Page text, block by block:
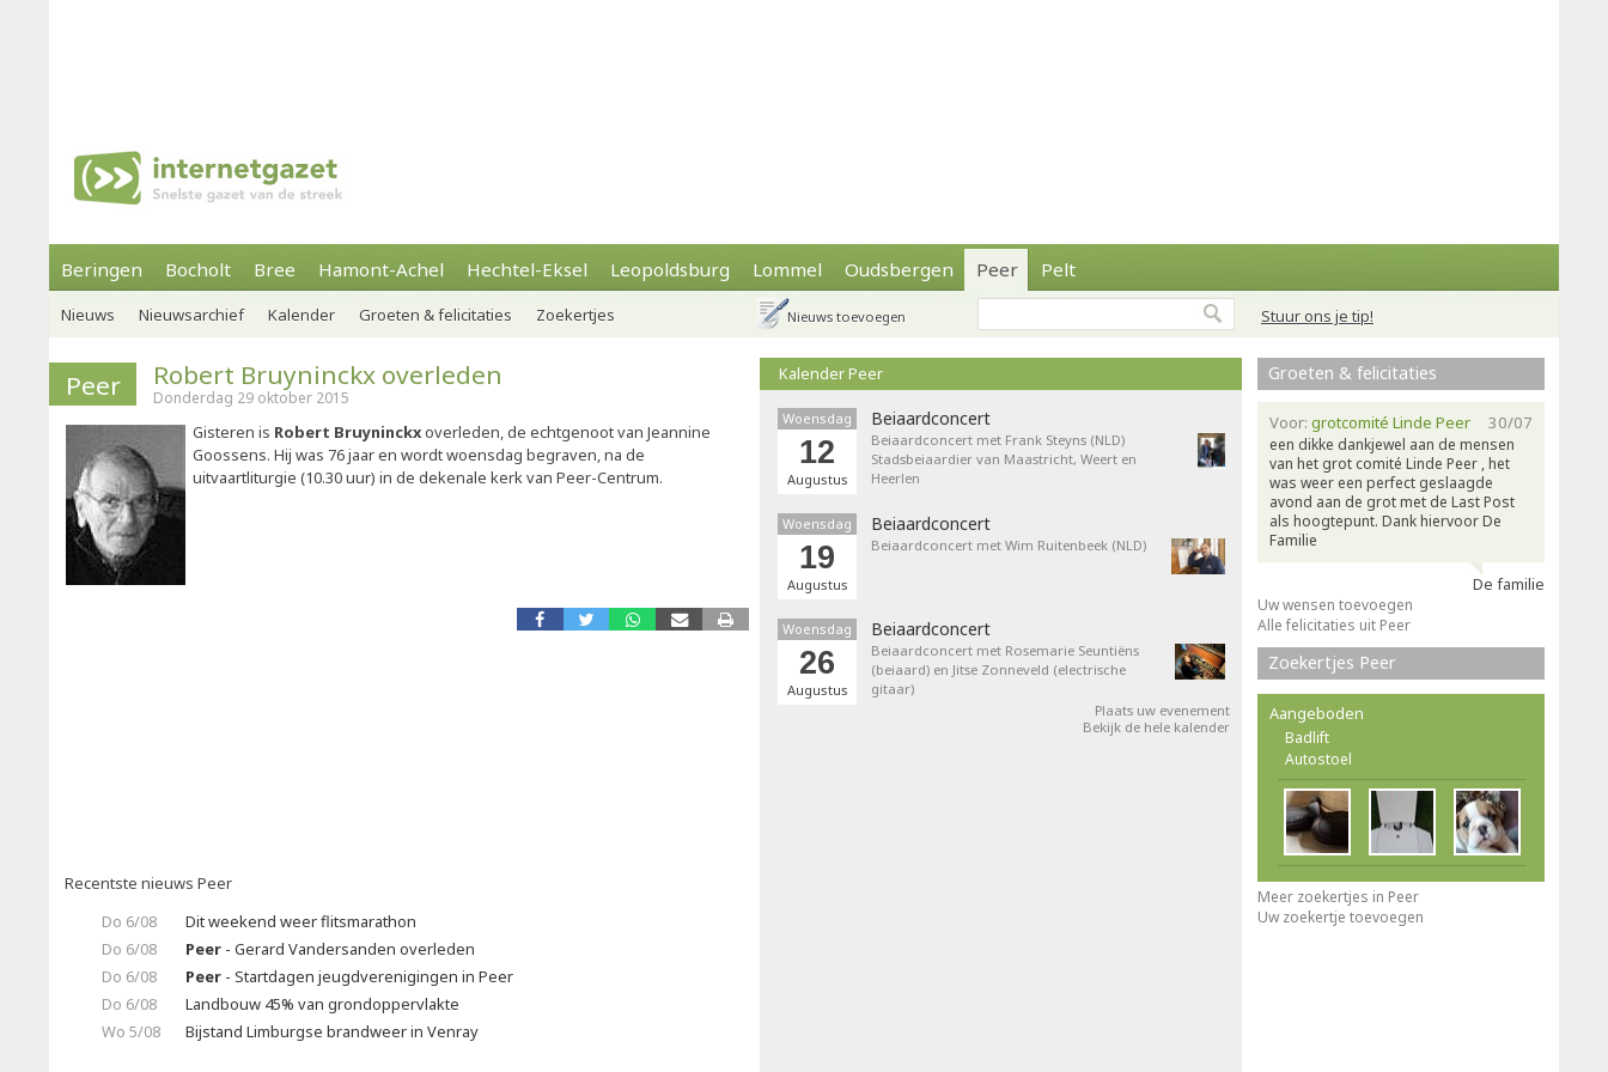
Beringen Bocholt Bree Hamont-Achel Hechtel-Eksel Leopoldsburg Lommel Oudsbergen Peer Pelt
Stuur ons je tip!
Nieuws Nieuwsarchief Kalender Groeten & felicitaties Zoekertjes Nieuws toevoegen
Peer Robert Bruyninckx overleden
Donderdag 29 oktober 2015
Gisteren is Robert Bruyninckxoverleden, de echtgenoot van Jeannine
Goossens. Hij was 76 jaar en wordt woensdag begraven, na de
uitvaartliturgie (10.30 uur) in de dekenale kerk van Peer-Centrum.
Recentste nieuws Peer
Do 6/08
Dit weekend weer flitsmarathon
Do 6/08
Peer - Gerard Vandersanden overleden
Do 6/08
Peer - Startdagen jeugdverenigingen in Peer
Do 6/08
Landbouw 45% van grondoppervlakte
Wo 5/08
Bijstand Limburgse brandweer in Venray
Kalender Peer
Woensdag
12
Augustus
Beiaardconcert
Beiaardconcert met Frank Steyns (NLD)
Stadsbeiaardier van Maastricht, Weert en
Heerlen
Woensdag
19
Augustus
Beiaardconcert
Beiaardconcert met Wim Ruitenbeek (NLD)
Woensdag
26
Augustus
Beiaardconcert
Beiaardconcert met Rosemarie Seuntiëns
(beiaard) en Jitse Zonneveld (electrische
gitaar)
Plaats uw evenement
Bekijk de hele kalender
Groeten & felicitaties
30/07
Voor: grotcomité Linde Peer
een dikke dankjewel aan de mensen
van het grot comité Linde Peer , het
was weer een perfect geslaagde
avond aan de grot met de Last Post
als hoogtepunt. Dank hiervoor De
Familie
De familie
Uw wensen toevoegen
Alle felicitaties uit Peer
Zoekertjes Peer
Aangeboden
Badlift
Autostoel
Meer zoekertjes in Peer
Uw zoekertje toevoegen